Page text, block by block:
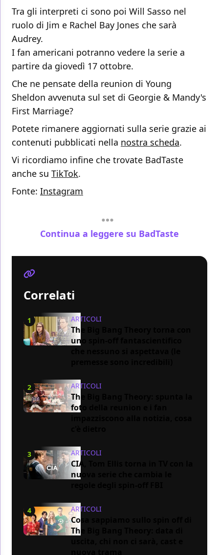
Tra gli interpreti ci sono poi Will Sasso nel
ruolo di Jim e Rachel Bay Jones che sarà
Audrey.
I fan americani potranno vedere la serie a
partire da giovedì 17 ottobre.
Che ne pensate della reunion di Young
Sheldon avvenuta sul set di Georgie & Mandy's
First Marriage?
Potete rimanere aggiornati sulla serie grazie ai
contenuti pubblicati nella nostra scheda.
Vi ricordiamo infine che trovate BadTaste
anche su TikTok.
Fonte: Instagram
Continua a leggere su BadTaste
Correlati
1 ARTICOLI
The Big Bang Theory torna con
uno spin-off fantascientifico
2 ARTICOLI
The Big Bang Theory: spunta la
foto della reunion e i fan
3 ARTICOLI
CIA, Tom Ellis torna in TV con la
nuova serie che cambia le
4 ARTICOLI
Cosa sappiamo sullo spin off di
The Big Bang Theory: data di